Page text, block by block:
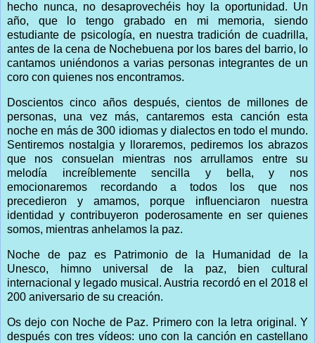
hecho nunca, no desaprovechéis hoy la oportunidad. Un
año, que lo tengo grabado en mi memoria, siendo
estudiante de psicología, en nuestra tradición de cuadrilla,
antes de la cena de Nochebuena por los bares del barrio, lo
cantamos uniéndonos a varias personas integrantes de un
coro con quienes nos encontramos.
Doscientos cinco años después, cientos de millones de
personas, una vez más, cantaremos esta canción esta
noche en más de 300 idiomas y dialectos en todo el mundo.
Sentiremos nostalgia y lloraremos, pediremos los abrazos
que nos consuelan mientras nos arrullamos entre su
melodía increíblemente sencilla y bella, y nos
emocionaremos recordando a todos los que nos
precedieron y amamos, porque influenciaron nuestra
identidad y contribuyeron poderosamente en ser quienes
somos, mientras anhelamos la paz.
Noche de paz es Patrimonio de la Humanidad de la
Unesco, himno universal de la paz, bien cultural
internacional y legado musical. Austria recordó en el 2018 el
200 aniversario de su creación.
Os dejo con Noche de Paz. Primero con la letra original. Y
después con tres vídeos: uno con la canción en castellano